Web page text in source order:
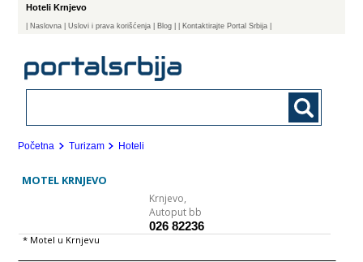
Hoteli Krnjevo
Naslovna | Uslovi i prava korišćenja Blog | Kontaktirajte Portal Srbija |
Početna Turizam Hoteli
MOTEL KRNJEVO
Krnjevo,
Autoput bb
026 82236
* Motel u Krnjevu